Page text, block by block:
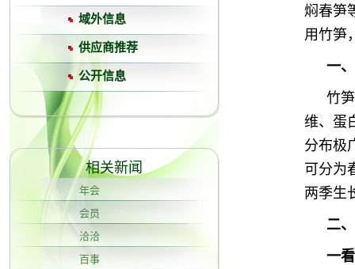
域外信息
供应商推荐
公开信息
相关新闻
年会
会员
洽洽
百事
焖春笋
用竹笋
一
竹
维、蛋
分布极
可分为
两季生
二
一